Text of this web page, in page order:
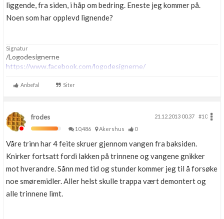
liggende, fra siden, i håp om bedring. Eneste jeg kommer på.
Noen som har opplevd lignende?
Signatur
/Logodesignerne
https://www.facebook.com/logodesignerne/
Anbefal Siter
frodes 21.12.2013 00.37
#10
10,486
Akershus 0
Våre trinn har 4 feite skruer gjennom vangen fra baksiden.
Knirker fortsatt fordi lakken på trinnene og vangene gnikker
mot hverandre. Sånn med tid og stunder kommer jeg til å forsøke
noe smøremidler. Aller helst skulle trappa vært demontert og
alle trinnene limt.